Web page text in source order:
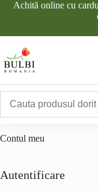
Achită online cu
Contul meu
Autentificare